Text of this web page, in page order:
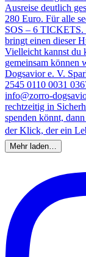
Mehr laden…